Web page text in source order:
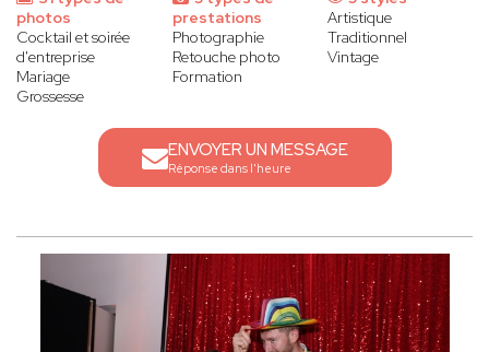
photos
Cocktail et soirée
d'entreprise
Mariage
Grossesse
prestations
Photographie
Retouche photo
Formation
Artistique
Traditionnel
Vintage
ENVOYER UN MESSAGE
Réponse dans l'heure